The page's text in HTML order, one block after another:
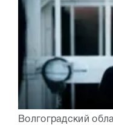
Волгоградский